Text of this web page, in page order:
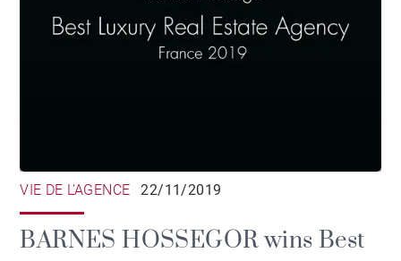
VIE DE L'AGENCE 22/11/2019
BARNES HOSSEGOR wins Best